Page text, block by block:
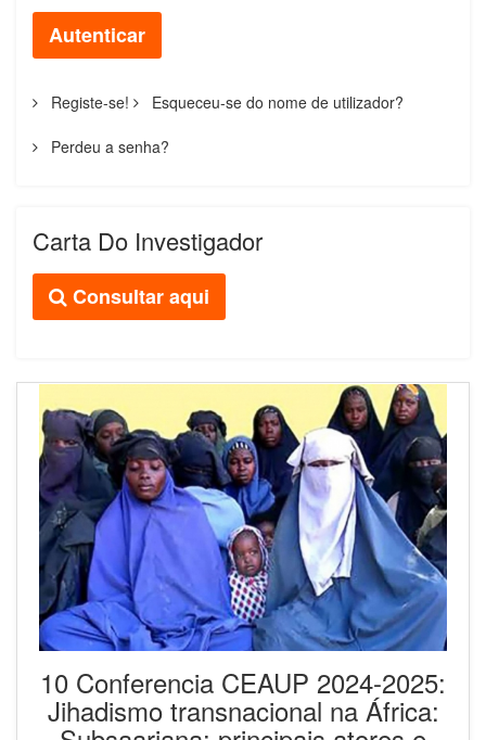
Autenticar
Registe-se! Esqueceu-se do nome de utilizador?
Perdeu a senha?
Carta Do Investigador
Consultar aqui
10 Conferencia CEAUP 2024-2025:
Jihadismo transnacional na África: